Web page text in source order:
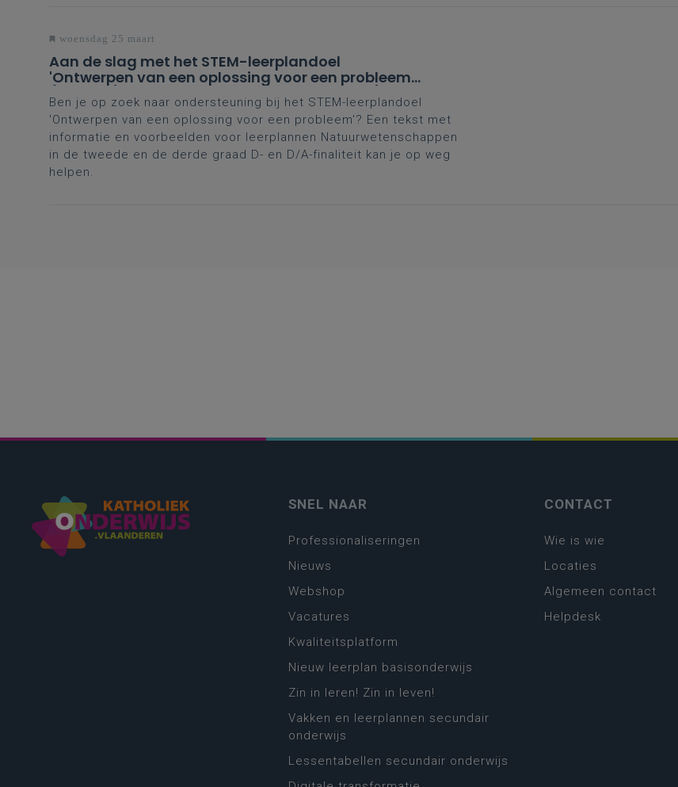
woensdag 25 maart
Aan de slag met het STEM-leerplandoel
'Ontwerpen van een oplossing voor een probleem'
(D- en D/A-finaliteit tweede en derde graad)
Ben je op zoek naar ondersteuning bij het STEM-leerplandoel
'Ontwerpen van een oplossing voor een probleem'? Een tekst met
informatie en voorbeelden voor leerplannen Natuurwetenschappen
in de tweede en de derde graad D- en D/A-finaliteit kan je op weg
helpen.
SNEL NAAR
Professionaliseringen
Nieuws
Webshop
Vacatures
Kwaliteitsplatform
Nieuw leerplan basisonderwijs
Zin in leren! Zin in leven!
Vakken en leerplannen secundair
onderwijs
Lessentabellen secundair onderwijs
CONTACT
Wie is wie
Locaties
Algemeen contact
Helpdesk